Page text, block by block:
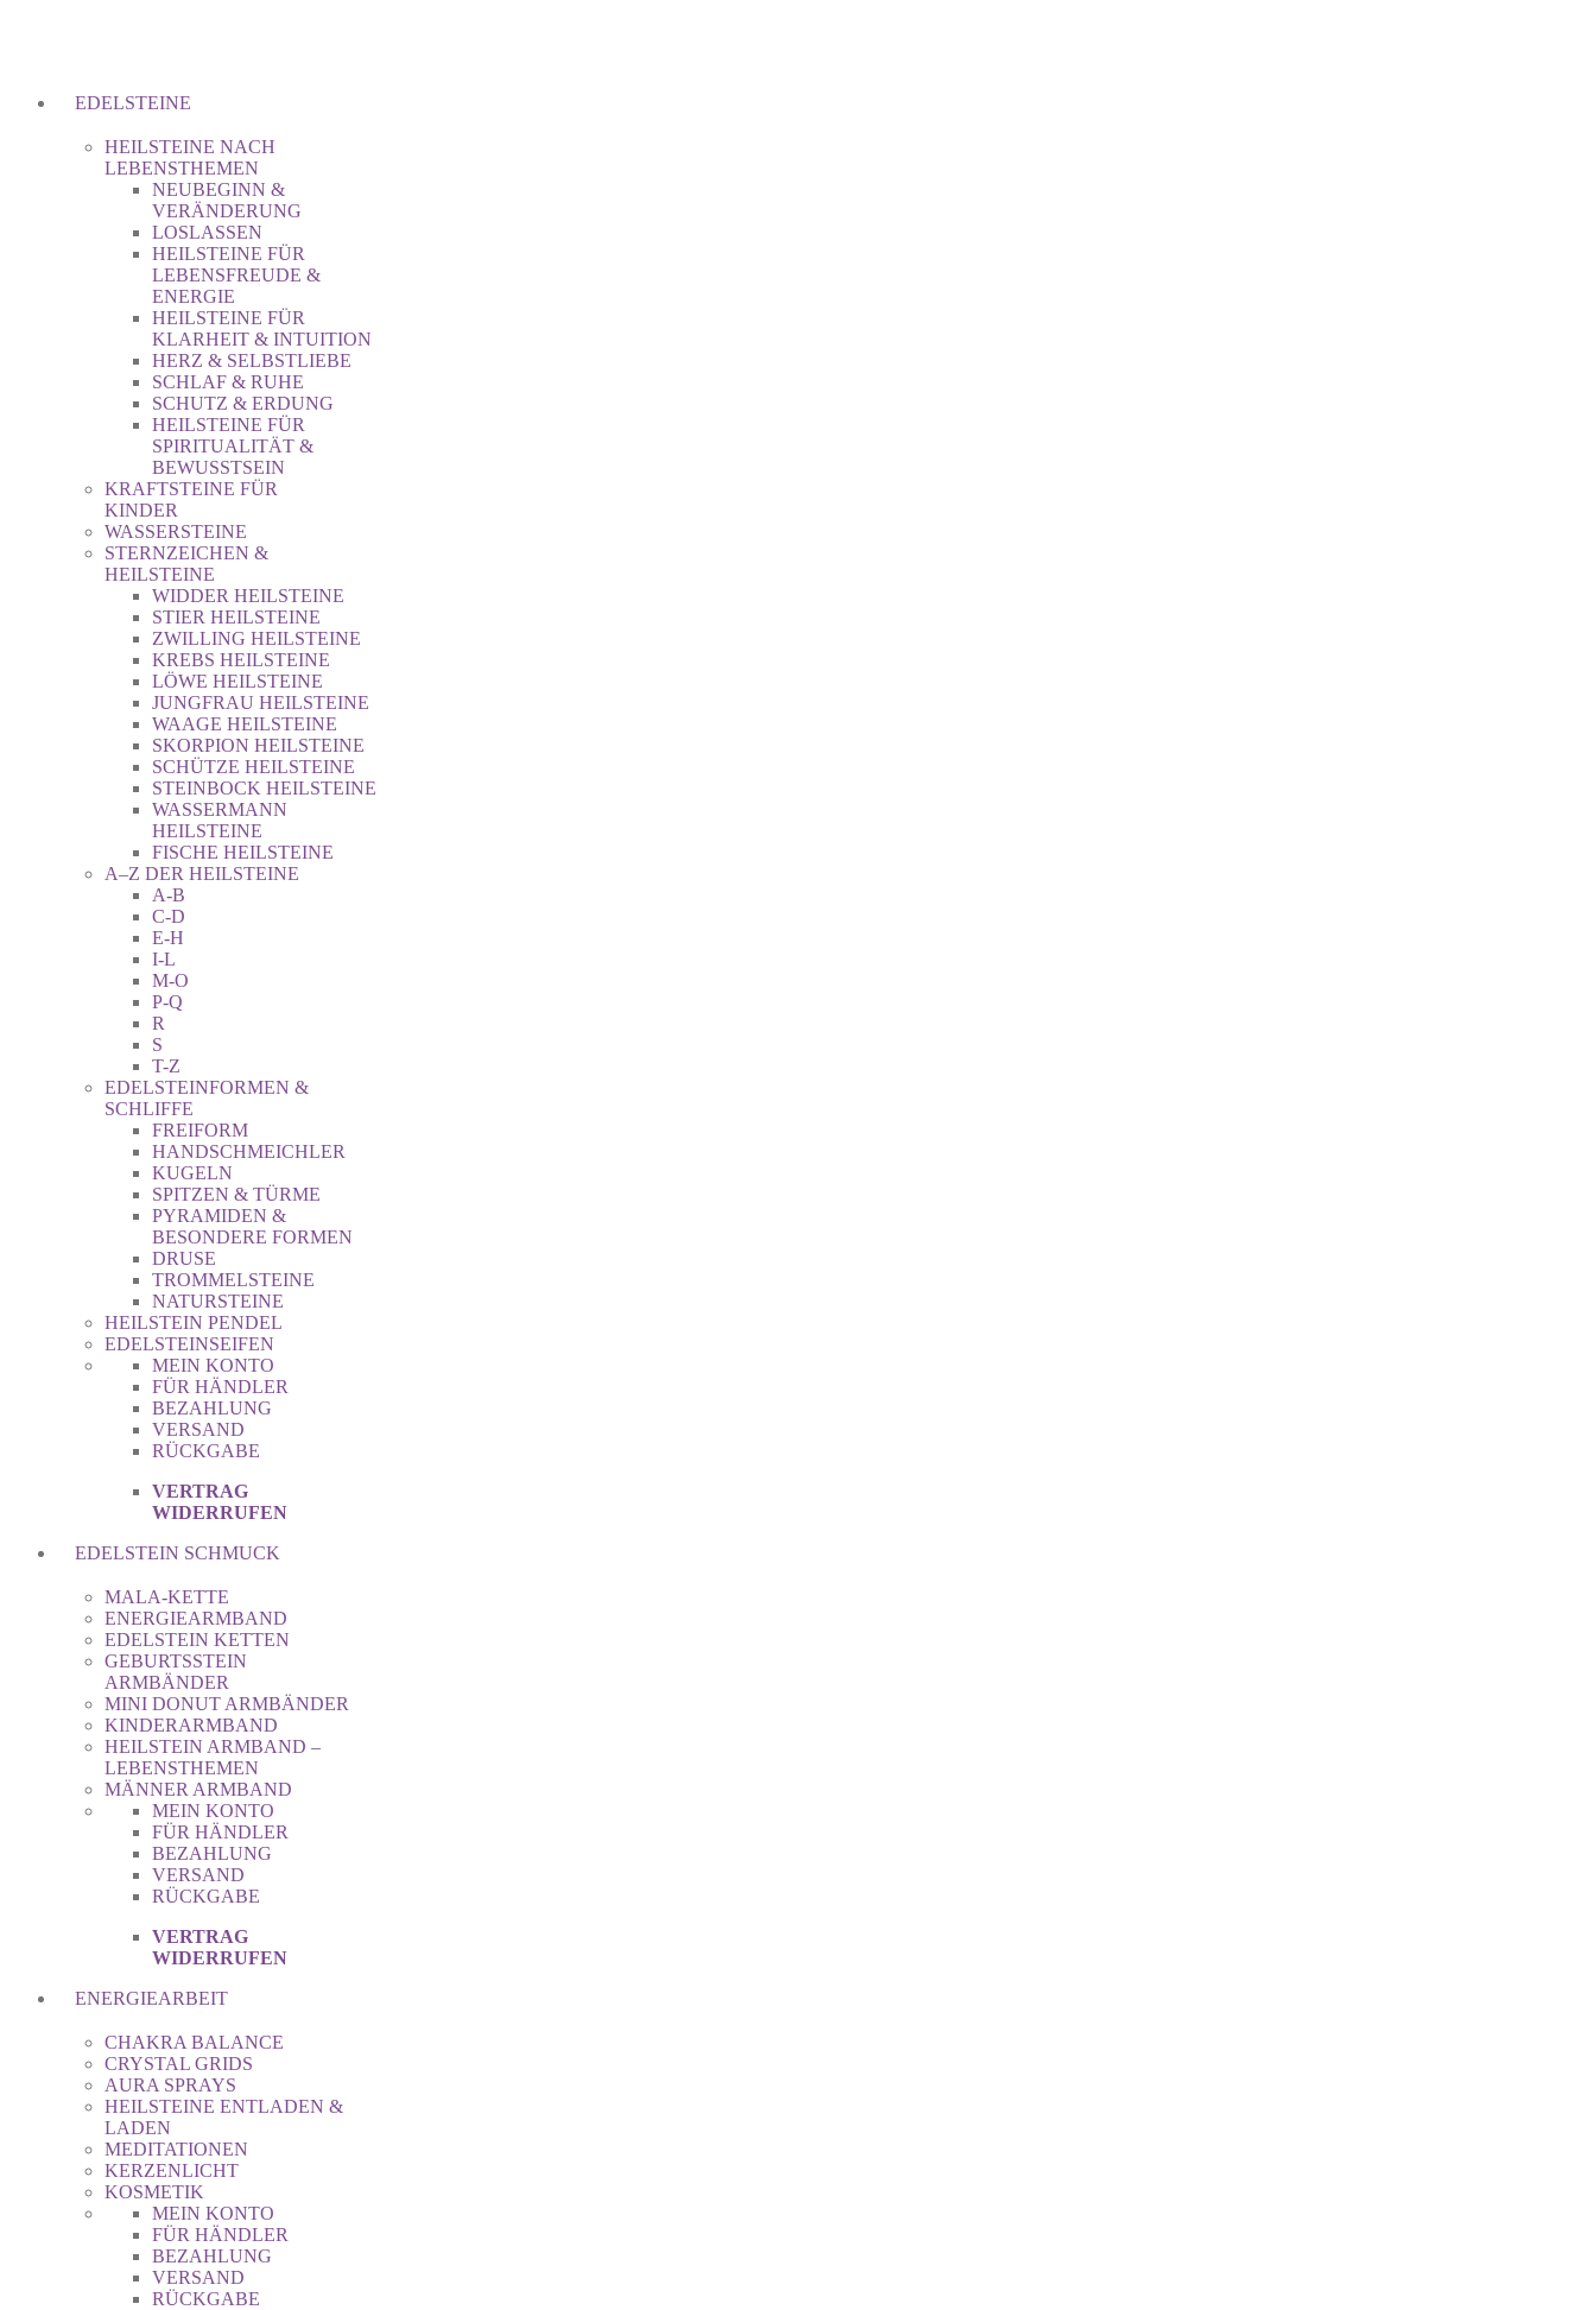
EDELSTEINE
HEILSTEINE NACH
LEBENSTHEMEN
NEUBEGINN &
VERÄNDERUNG
LOSLASSEN
HEILSTEINE FÜR
LEBENSFREUDE &
ENERGIE
HEILSTEINE FÜR
KLARHEIT & INTUITION
HERZ & SELBSTLIEBE
SCHLAF & RUHE
SCHUTZ & ERDUNG
HEILSTEINE FÜR
SPIRITUALITÄT &
BEWUSSTSEIN
KRAFTSTEINE FÜR
KINDER
WASSERSTEINE
STERNZEICHEN &
HEILSTEINE
WIDDER HEILSTEINE
STIER HEILSTEINE
ZWILLING HEILSTEINE
KREBS HEILSTEINE
LÖWE HEILSTEINE
JUNGFRAU HEILSTEINE
WAAGE HEILSTEINE
SKORPION HEILSTEINE
SCHÜTZE HEILSTEINE
STEINBOCK HEILSTEINE
WASSERMANN
HEILSTEINE
FISCHE HEILSTEINE
A–Z DER HEILSTEINE
A-B
C-D
E-H
I-L
M-O
P-Q
R
S
T-Z
EDELSTEINFORMEN &
SCHLIFFE
FREIFORM
HANDSCHMEICHLER
KUGELN
SPITZEN & TÜRME
PYRAMIDEN &
BESONDERE FORMEN
DRUSE
TROMMELSTEINE
NATURSTEINE
HEILSTEIN PENDEL
EDELSTEINSEIFEN
MEIN KONTO
FÜR HÄNDLER
BEZAHLUNG
VERSAND
RÜCKGABE
VERTRAG
WIDERRUFEN
EDELSTEIN SCHMUCK
MALA-KETTE
ENERGIEARMBAND
EDELSTEIN KETTEN
GEBURTSSTEIN
ARMBÄNDER
MINI DONUT ARMBÄNDER
KINDERARMBAND
HEILSTEIN ARMBAND –
LEBENSTHEMEN
MÄNNER ARMBAND
MEIN KONTO
FÜR HÄNDLER
BEZAHLUNG
VERSAND
RÜCKGABE
VERTRAG
WIDERRUFEN
ENERGIEARBEIT
CHAKRA BALANCE
CRYSTAL GRIDS
AURA SPRAYS
HEILSTEINE ENTLADEN &
LADEN
MEDITATIONEN
KERZENLICHT
KOSMETIK
MEIN KONTO
FÜR HÄNDLER
BEZAHLUNG
VERSAND
RÜCKGABE